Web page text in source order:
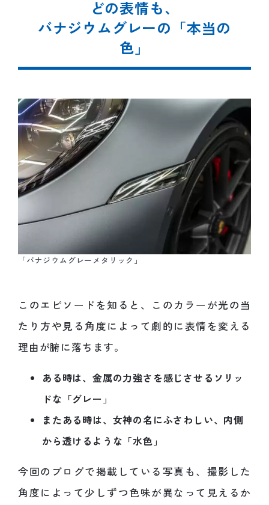
どの表情も、
バナジウムグレーの「本当の
色」
「バナジウムグレーメタリック」
このエピソードを知ると、このカラーが光の当
たり方や見る角度によって劇的に表情を変える
理由が腑に落ちます。
ある時は、金属の力強さを感じさせるソリッ
ドな「グレー」
またある時は、女神の名にふさわしい、内側
から透けるような「水色」
今回のブログで掲載している写真も、撮影した
角度によって少しずつ色味が異なって見えるか